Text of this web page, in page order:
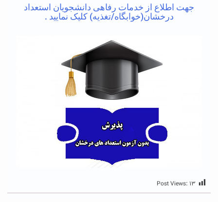
جهت اطلاع از خدمات رفاهی دانشجویان استعداد
درخشان(خوابگاه/تغذیه) کلیک نمایید .
Post Views: ۱۳